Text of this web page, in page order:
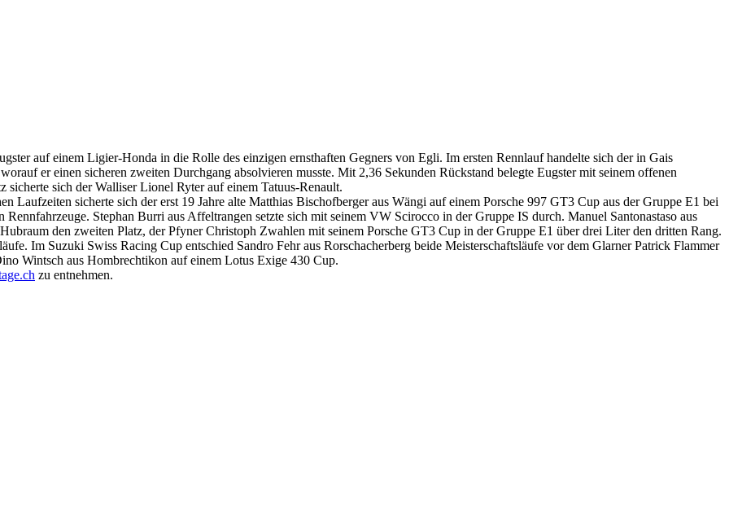
auf einem Ligier-Honda in die Rolle des einzigen ernsthaften Gegners von Egli. Im ersten Rennlauf handelte sich der in Gais
er einen sicheren zweiten Durchgang absolvieren musste. Mit 2,36 Sekunden Rückstand belegte Eugster mit seinem offenen
sich der Walliser Lionel Ryter auf einem Tatuus-Renault.
Laufzeiten sicherte sich der erst 19 Jahre alte Matthias Bischofberger aus Wängi auf einem Porsche 997 GT3 Cup aus der Gruppe E1 bei
Rennfahrzeuge. Stephan Burri aus Affeltrangen setzte sich mit seinem VW Scirocco in der Gruppe IS durch. Manuel Santonastaso aus
den zweiten Platz, der Pfyner Christoph Zwahlen mit seinem Porsche GT3 Cup in der Gruppe E1 über drei Liter den dritten Rang.
Im Suzuki Swiss Racing Cup entschied Sandro Fehr aus Rorschacherberg beide Meisterschaftsläufe vor dem Glarner Patrick Flammer
Wintsch aus Hombrechtikon auf einem Lotus Exige 430 Cup.
zu entnehmen.